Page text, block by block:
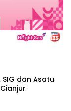
dan Asatu